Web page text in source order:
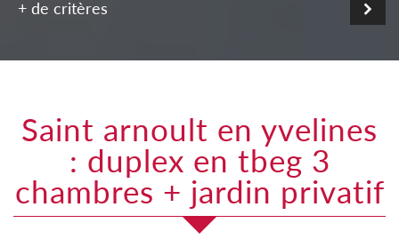
+ de critères
saint arnoult en yvelines
: duplex en tbeg 3
chambres + jardin privatif